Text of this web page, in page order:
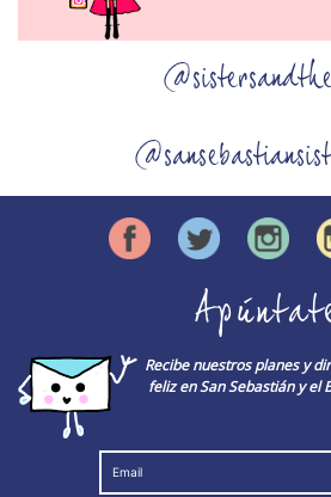
Recibe nuestros planes y
feliz en San Sebastián y el